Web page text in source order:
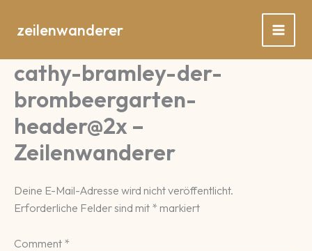
Inhaltzeilenwanderer
cathy-bramley-der-
brombeergarten-
header@2x –
Zeilenwanderer
Deine E-Mail-Adresse wird nicht veröffentlicht.
Erforderliche Felder sind mit * markiert
Comment *